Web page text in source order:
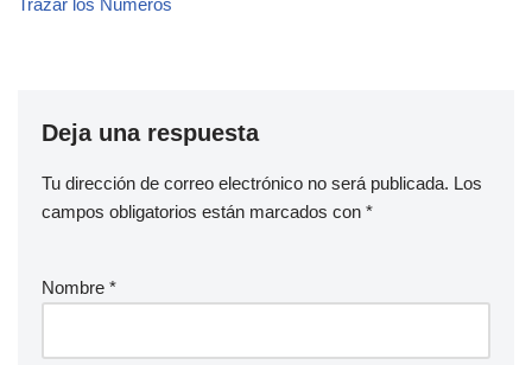
Deja una respuesta
Tu dirección de correo electrónico no será publicada. Los
campos obligatorios están marcados con *
Nombre *